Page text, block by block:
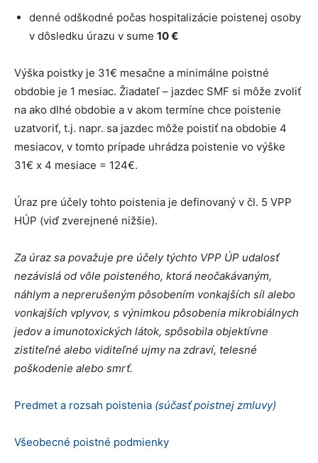
denné odškodné počas hospitalizácie poistenej osoby
v dôsledku úrazu v sume 10 €
Výška poistky je 31€ mesačne a minimálne poistné
obdobie je 1 mesiac. Žiadateľ – jazdec SMF si môže zvoliť
na ako dlhé obdobie a v akom termíne chce poistenie
uzatvoriť, t.j. napr. sa jazdec môže poistiť na obdobie 4
mesiacov, v tomto prípade uhrádza poistenie vo výške
31€ x 4 mesiace = 124€.
Úraz pre účely tohto poistenia je definovaný v čl. 5 VPP
HÚP (viď zverejnené nižšie).
Za úraz sa považuje pre účely týchto VPP ÚP udalosť
nezávislá od vôle poisteného, ktorá neočakávaným,
náhlym a neprerušeným pôsobením vonkajších síl alebo
vonkajších vplyvov, s výnimkou pôsobenia mikrobiálnych
jedov a imunotoxických látok, spôsobila objektívne
zistiteľné alebo viditeľné ujmy na zdraví, telesné
poškodenie alebo smrť.
Predmet a rozsah poistenia (súčasť poistnej zmluvy)
Všeobecné poistné podmienky